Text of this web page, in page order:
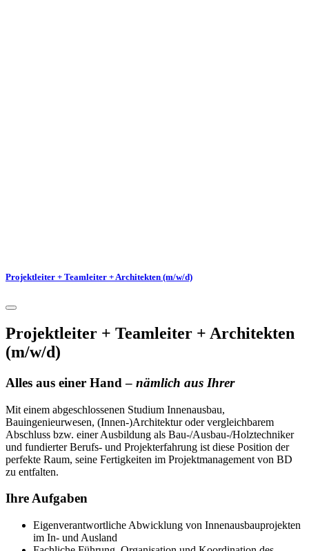
Projektleiter + Teamleiter + Architekten (m/w/d)
Projektleiter + Teamleiter + Architekten
(m/w/d)
Alles aus einer Hand – nämlich aus Ihrer
Mit einem abgeschlossenen Studium Innenausbau,
Bauingenieurwesen, (Innen-)Architektur oder vergleichbarem
Abschluss bzw. einer Ausbildung als Bau-/Ausbau-/Holztechniker
und fundierter Berufs- und Projekterfahrung ist diese Position der
perfekte Raum, seine Fertigkeiten im Projektmanagement von BD
zu entfalten.
Ihre Aufgaben
Eigenverantwortliche Abwicklung von Innenausbauprojekten
im In- und Ausland